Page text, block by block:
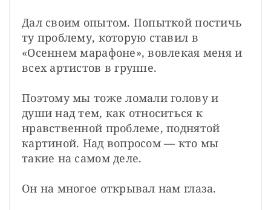
Дал своим опытом. Попыткой постичь
ту проблему, которую ставил в
«Осеннем марафоне», вовлекая меня и
всех артистов в группе.
Поэтому мы тоже ломали голову и
души над тем, как относиться к
нравственной проблеме, поднятой
картиной. Над вопросом — кто мы
такие на самом деле.
Он на многое открывал нам глаза.